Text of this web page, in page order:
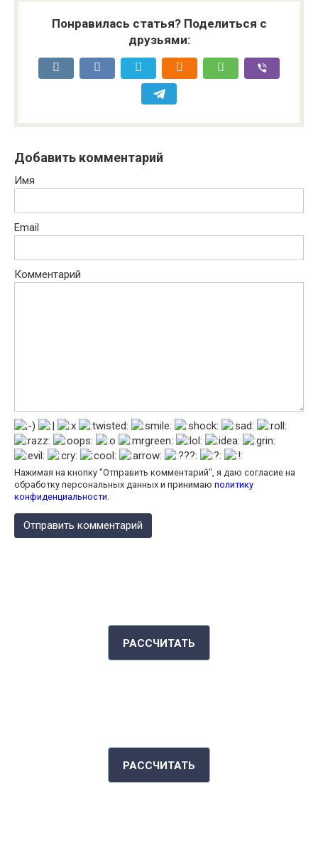
Понравилась статья? Поделиться с
друзьями:
Добавить комментарий
Имя
Email
Комментарий
Нажимая на кнопку "Отправить комментарий", я даю согласие на
обработку персональных данных и принимаю политику
конфиденциальности
РАССЧИТАТЬ
РАССЧИТАТЬ